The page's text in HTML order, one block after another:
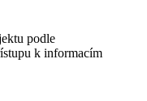
podle
k informacím